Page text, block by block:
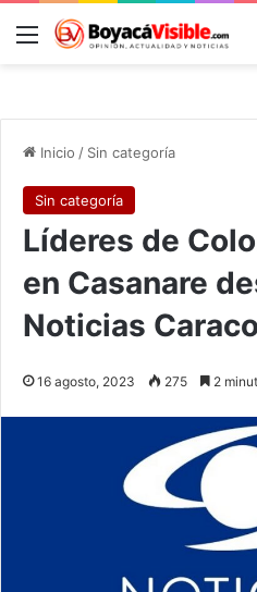
Menú
Inicio / Sin categoría
Sin categoría
Líderes de
en Casanare
Noticias
16 agosto, 2023 275 2